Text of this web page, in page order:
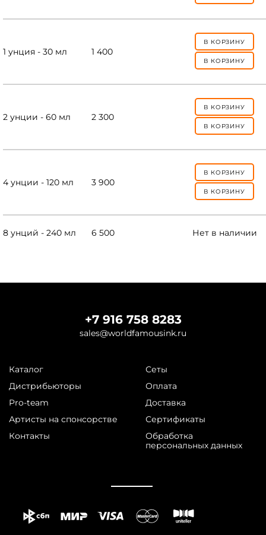
1 унция - 30 мл 1 400
В КОРЗИНУ
В КОРЗИНУ
2 унции - 60 мл 2 300
В КОРЗИНУ
В КОРЗИНУ
4 унции - 120 мл 3 900
В КОРЗИНУ
В КОРЗИНУ
8 унций - 240 мл 6 500 Нет в наличии
Каталог
Дистрибьюторы
Pro-team
Артисты на спонсорстве
Контакты
Сеты
Оплата
Доставка
Сертификаты
Обработка
персональных данных
+7 916 758 8283
sales@worldfamousink.ru